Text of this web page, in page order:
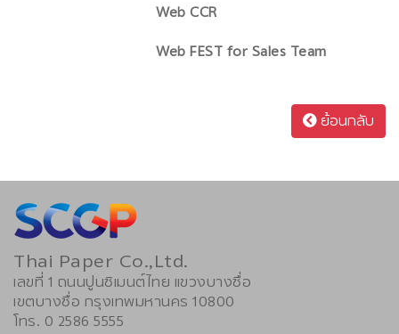
Web CCR
Web FEST for Sales Team
ย้อนกลับ
Thai Paper Co.,Ltd.
เลขที่ 1 ถนนปูนซิเมนต์ไทย แขวงบางซื่อ
เขตบางซื่อ กรุงเทพมหานคร 10800
โทร. 0 2586 5555